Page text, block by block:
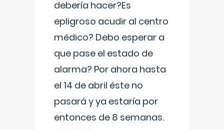
debería hacer?Es
epligroso acudir al centro
médico? Debo esperar a
que pase el estado de
alarma? Por ahora hasta
el 14 de abril éste no
pasará y ya estaría por
entonces de 8 semanas.